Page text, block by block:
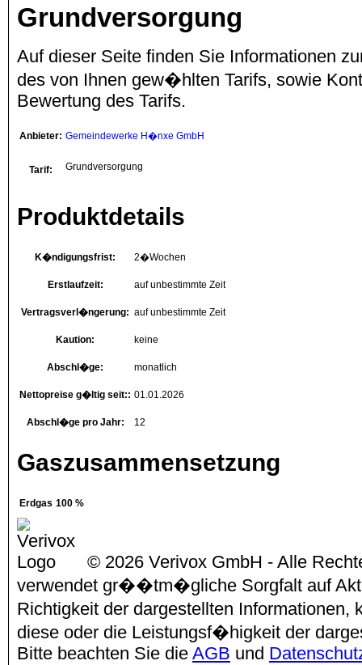
Grundversorgung
Auf dieser Seite finden Sie Informationen
des von Ihnen gew�hlten Tarifs, sowie
Bewertung des Tarifs.
Anbieter: Gemeindewerke H�nxe GmbH
Tarif: Grundversorgung
Produktdetails
K�ndigungsfrist: 2�Wochen
Erstlaufzeit: auf unbestimmte Zeit
Vertragsverl�ngerung: auf unbestimmte Zeit
Kaution: keine
Abschl�ge: monatlich
Nettopreise g�ltig seit:: 01.01.2026
Abschl�ge pro Jahr: 12
Gaszusammensetzung
Erdgas 100 %
© 2026 Verivox GmbH - Alle
verwendet gr��tm�gliche Sorgfalt auf
Richtigkeit der dargestellten
diese oder die Leistungsf�higkeit der
Bitte beachten Sie die AGB und